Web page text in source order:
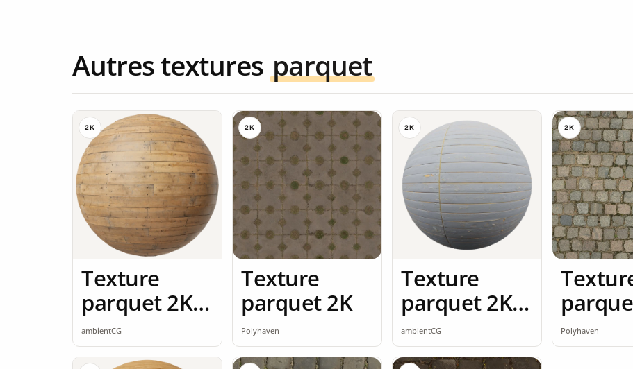
Autres textures parquet
2K
Texture
parquet 2K
seamless
ambientCG
2K
Texture
parquet 2K
Polyhaven
2K
Texture
parquet 2K
seamless
ambientCG
2K
Polyhaven